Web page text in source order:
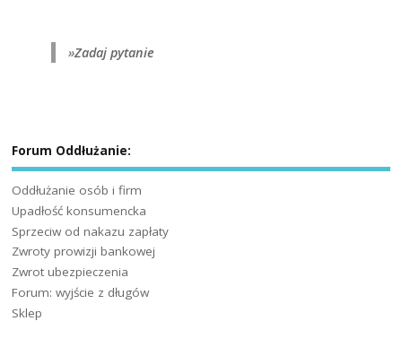
»Zadaj pytanie
Forum Oddłużanie:
Oddłużanie osób i firm
Upadłość konsumencka
Sprzeciw od nakazu zapłaty
Zwroty prowizji bankowej
Zwrot ubezpieczenia
Forum: wyjście z długów
Sklep